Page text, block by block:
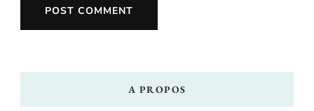
A PROPOS